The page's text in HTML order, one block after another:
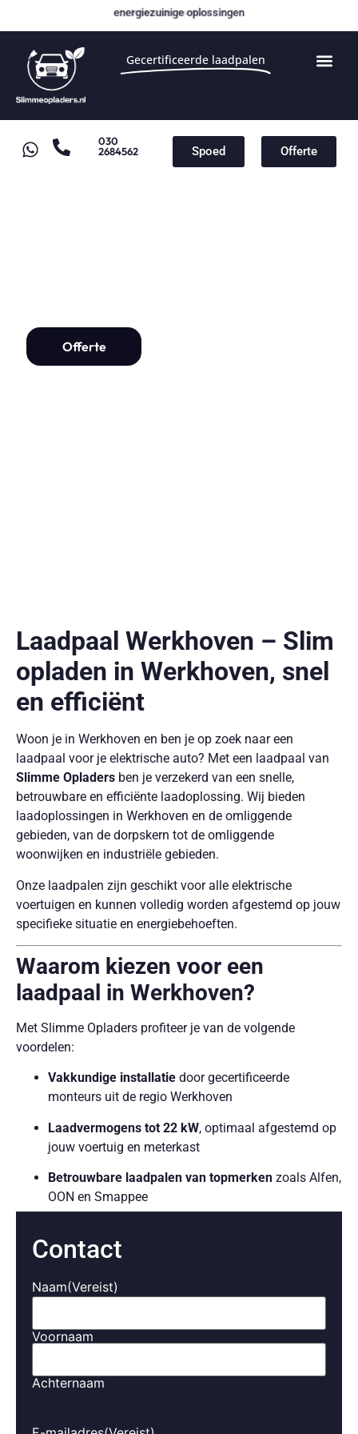
energiezuinige oplossingen
Gecertificeerde laadpalen
030
2684562
Spoed Offerte
Offerte
Laadpaal Werkhoven – Slim
opladen in Werkhoven, snel
en efficiënt
Woon je in Werkhoven en ben je op zoek naar een
laadpaal voor je elektrische auto? Met een laadpaal van
Slimme Opladers ben je verzekerd van een snelle,
betrouwbare en efficiënte laadoplossing. Wij bieden
laadoplossingen in Werkhoven en de omliggende
gebieden, van de dorpskern tot de omliggende
woonwijken en industriële gebieden.
Onze laadpalen zijn geschikt voor alle elektrische
voertuigen en kunnen volledig worden afgestemd op jouw
specifieke situatie en energiebehoeften.
Waarom kiezen voor een
laadpaal in Werkhoven?
Met Slimme Opladers profiteer je van de volgende
voordelen:
Vakkundige installatie door gecertificeerde
monteurs uit de regio Werkhoven
Laadvermogens tot 22 kW, optimaal afgestemd op
jouw voertuig en meterkast
Betrouwbare laadpalen van topmerken zoals Alfen,
OON en Smappee
zonnepanelen en dynamic load balancing
Eenvoudige bediening
realtime inzicht in je verbruik en kosten
Zorgeloos opladen, altijd wanneer het jou uitkomt.
Laadoplossingen voor bedrijven
in Werkhoven
Contact
Naam(Vereist)
Voornaam
Achternaam